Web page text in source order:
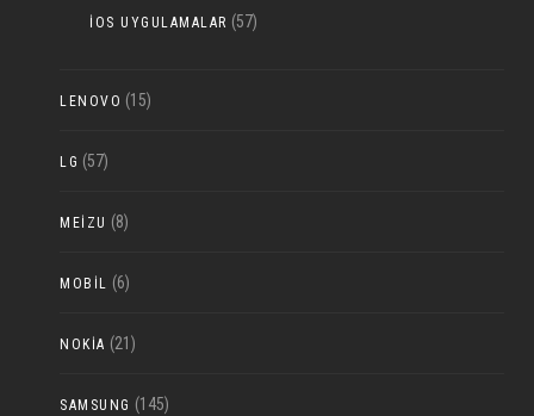
IOS UYGULAMALAR (57)
LENOVO (15)
LG (57)
MEIZU (8)
MOBIL (6)
NOKIA (21)
SAMSUNG (145)